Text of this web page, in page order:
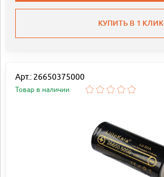
КУПИТЬ В 1 КЛИК
Арт.: 26650375000
Товар в наличии